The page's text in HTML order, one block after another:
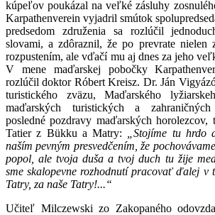
kúpeľov poukázal na veľké zásluhy
Karpathenverein vyjadril smútok
predsedom združenia sa rozlúčil
slovami, a zdôraznil, že po prevrate nielen
rozpustením, ale vďačí mu aj dnes za jeho
V mene maďarskej pobočky
rozlúčil doktor Róbert Kreisz. Dr. Ján
turistického zväzu, Maďarského
maďarských turistických a
posledné pozdravy maďarských
Tatier z Bükku a Matry:
„Stojíme tu hrdo
naším pevným presvedčením, že
popol, ale tvoja duša a tvoj duch tu žije
sme skalopevne rozhodnutí pracovať ďalej v
Tatry, za naše Tatry!...“
Učiteľ Milczewski zo Zakopaného